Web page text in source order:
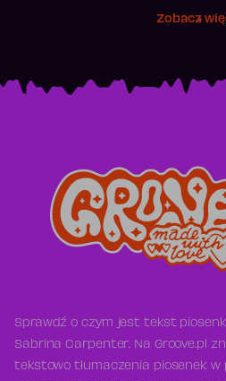
Zobacz
Sprawdź o czym jest tekst
Sabrina Carpenter. Na Groove.pl
tekstowo tłumaczenia piosenek w